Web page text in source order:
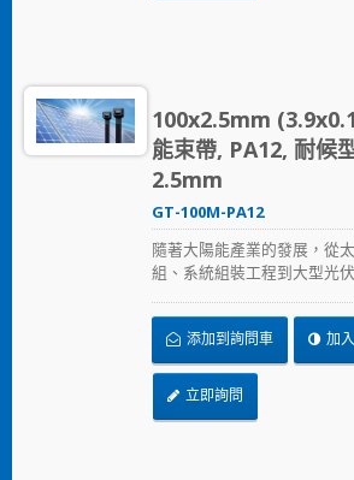
100x2.5mm
能束帶, PA12, 耐候
2.5mm
GT-100M-PA12
隨著大陽能產業的發展，從
組、系統組裝工程到大型光
座、浪管到邊緣夾，提供兼
方案，加速節省安裝時間、
料，在惡劣的環境下表現出
命。
添加到詢問車 加
立即詢問